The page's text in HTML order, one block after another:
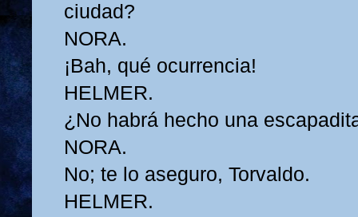
ciudad?
NORA.
¡Bah, qué ocurrencia!
HELMER.
¿No habrá hecho una
NORA.
No; te lo aseguro, Torvaldo.
HELMER.